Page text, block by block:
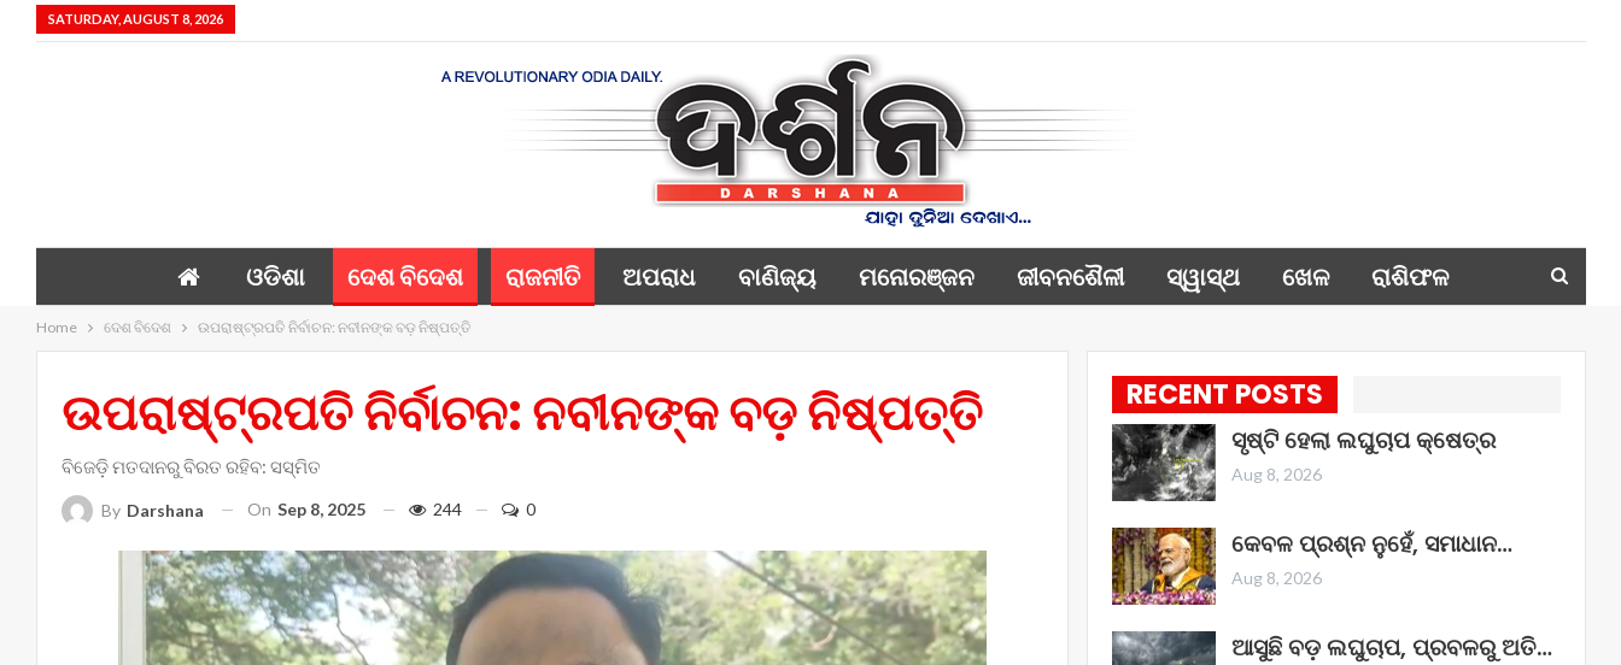
SATURDAY, AUGUST 8, 2026
ଓଡିଶା ଦେଶ ବିଦେଶ ରାଜନୀତି ଅପରାଧ ବାଣିଜ୍ୟ ମନୋରଞ୍ଜନ ଜୀବନଶୈଳୀ ସ୍ୱାସ୍ଥ ଖେଳ ରାଶିଫଳ
Home ଦେଶ ବିଦେଶ ଉପରାଷ୍ଟ୍ରପତି ନିର୍ବାଚନ: ନବୀନଙ୍କ ବଡ଼ ନିଷ୍ପତ୍ତି
ଉପରାଷ୍ଟ୍ରପତି ନିର୍ବାଚନ: ନବୀନଙ୍କ ବଡ଼ ନିଷ୍ପତ୍ତି
ବିଜେଡ଼ି ମତଦାନରୁ ବିରତ ରହିବ: ସସ୍ମିତ
By Darshana On Sep 8, 2025 244 0
RECENT POSTS
ସୃଷ୍ଟି ହେଲା ଲଘୁଚାପ କ୍ଷେତ୍ର
Aug 8, 2026
କେବଳ ପ୍ରଶ୍ନ ନୁହେଁ, ସମାଧାନ…
Aug 8, 2026
ଆସୁଛି ବଡ଼ ଲଘୁଚାପ, ପ୍ରବଳରୁ ଅତି…